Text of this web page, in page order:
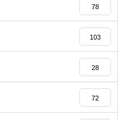
78
103
28
72